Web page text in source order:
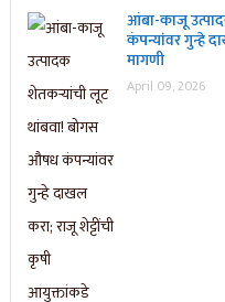
आंबा-काजू
कंपन्यांवर गुन्हे
मागणी
April 09, 2026